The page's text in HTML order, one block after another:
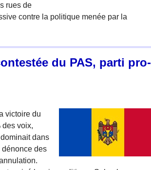
rues de
contre la politique menée par la
du PAS, parti pro-
victoire du
des voix,
dans
dénonce des